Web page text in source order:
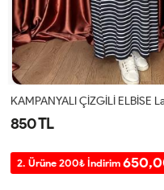
KAMPANYALI ÇİZGİLİ
850 TL
2. Ürüne 200₺ İndirim